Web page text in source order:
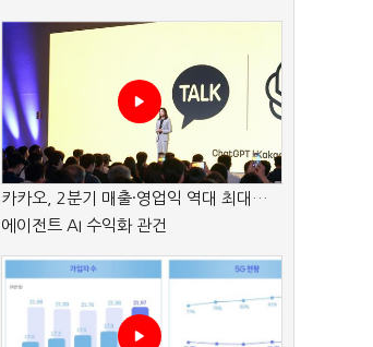
카카오, 2분기 매출·영업익 역대 최대…
에이전트 AI 수익화 관건